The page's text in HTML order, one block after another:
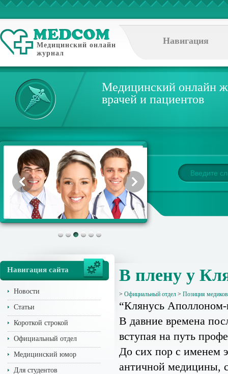
Медицинский онлайн
журнал
Навигация
Медицинский онлайн
врачей и пациентов
Навигация сайта
Новости
Статьи
Короткой строкой
Официальный отдел
Медицинский юмор
Для студентов
В плену у
> Официальный отдел > Позиция медиков
“Клянусь
В давние времена
вступая на путь
До сих пор с именем
античной медицины,